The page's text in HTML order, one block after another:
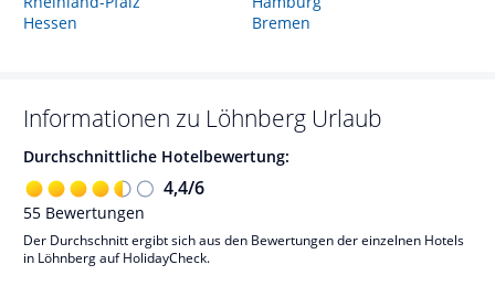
Hessen
Bremen
Informationen zu Löhnberg Urlaub
Durchschnittliche Hotelbewertung:
4,4/6
55 Bewertungen
Der Durchschnitt ergibt sich aus den Bewertungen der einzelnen Hotels
in Löhnberg auf HolidayCheck.